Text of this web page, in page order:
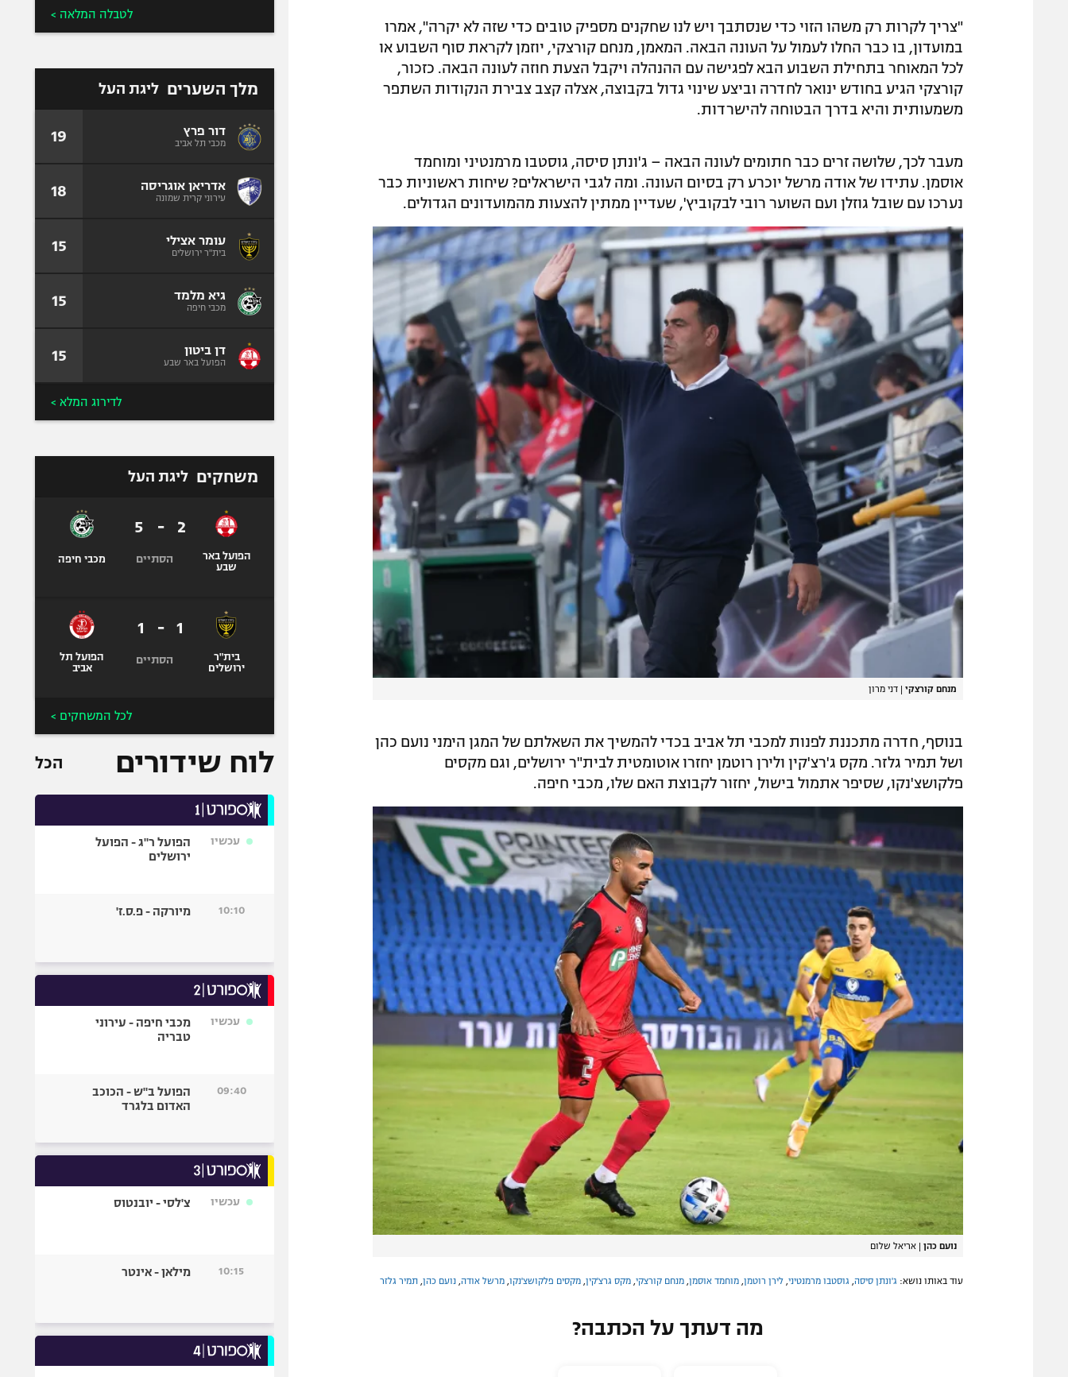
"צריך לקרות רק משהו הזוי כדי שנסתבך ויש לנו שחקנים מספיק טובים כדי שזה לא יקרה", אמרו
במועדון, בו כבר החלו לעמול על העונה הבאה. המאמן, מנחם קורצקי, יוזמן לקראת סוף השבוע או
לכל המאוחר בתחילת השבוע הבא לפגישה עם ההנהלה ויקבל הצעת חוזה לעונה הבאה. כזכור,
קורצקי הגיע בחודש ינואר לחדרה וביצע שינוי גדול בקבוצה, אצלה קצב צבירת הנקודות השתפר
משמעותית והיא בדרך הבטוחה להישרדות.
מעבר לכך, שלושה זרים כבר חתומים לעונה הבאה – ג'ונתן סיסה, גוסטבו מרמנטיני ומוחמד
אוסמן. עתידו של אודה מרשל יוכרע רק בסיום העונה. ומה לגבי הישראלים? שיחות ראשוניות כבר
נערכו עם שובל גוזלן ועם השוער רובי לבקוביץ', שעדיין ממתין להצעות מהמועדונים הגדולים.
מנחם קורצקי דני מרון
בנוסף, חדרה מתכננת לפנות למכבי תל אביב בכדי להמשיך את השאלתם של המגן הימני נועם כהן
ושל תמיר גלזר. מקס ג'רצ'קין ולירן רוטמן יחזרו אוטומטית לבית"ר ירושלים, וגם מקסים
פלקושצ'נקו, שסיפר אתמול בישול, יחזור לקבוצת האם שלו, מכבי חיפה.
נועם כהן אריאל שלום
עוד באותו נושא: ג'ונתן סיסה, גוסטבו מרמנטיני, לירן רוטמן, מוחמד אוסמן, מנחם קורצקי, מקס גרצ'קין, מקסים פלקושצ'נקו, מרשל אודה, נועם כהן, תמיר גלזר
מה דעתך על הכתבה?
לטבלה המלאה >
מלך השערים ליגת העל
דור פרץ
מכבי תל אביב 19
אדריאן אוגריסה
עירוני קרית שמונה 18
עומר אצילי
בית"ר ירושלים 15
גיא מלמד
מכבי חיפה 15
דן ביטון
הפועל באר שבע 15
לדירוג המלא >
משחקים ליגת העל
הפועל באר
שבע
2
-
5
הסתיים מכבי חיפה
בית"ר
ירושלים
1
-
1
הסתיים
הפועל תל
אביב
לכל המשחקים >
לוח שידורים הכל
עכשיו
הפועל ר"ג - הפועל
ירושלים
10:10 מיורקה - פ.ס.ז'
עכשיו
מכבי חיפה - עירוני
טבריה
09:40
הפועל ב"ש - הכוכב
האדום בלגרד
עכשיו צ'לסי - יובנטוס
10:15 מילאן - אינטר